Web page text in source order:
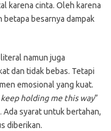
karena cinta. Oleh karena
besarnya dampak
namun juga
dan tidak bebas. Tetapi
emosional yang kuat.
holding me this way”
syarat untuk bertahan,
diberikan.